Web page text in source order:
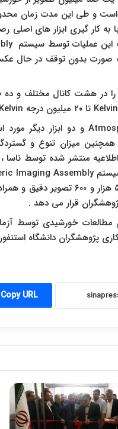
پژوهش های ۵ سال گذشته است و طی این
کار گیری ابزار های اصلی
این عملیات توسط سیستم
صورت بدون توقف در حال
را در هشت کانال مختلف
Kelvin تا ۲۰ میلیون درجه Kelvin
و دو ابزار دیگر مورد
همچنین میزان تنوع و
منتشر شده توسط ناسا
Imaging Assembly
را بر عهده دارد . این سیستم به صورت
قرار می دهد .
خورشیدی توسط
پژوهشگران دانشگاه
Copy URL